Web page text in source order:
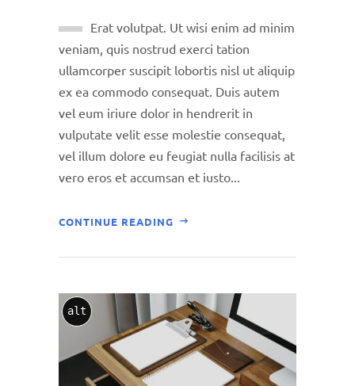
Erat volutpat. Ut wisi enim ad minim
veniam, quis nostrud exerci tation
ullamcorper suscipit lobortis nisl ut aliquip
ex ea commodo consequat. Duis autem
vel eum iriure dolor in hendrerit in
vulputate velit esse molestie consequat,
vel illum dolore eu feugiat nulla facilisis at
vero eros et accumsan et iusto...
CONTINUE READING
alt